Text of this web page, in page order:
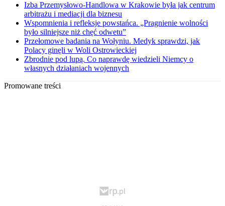
Izba Przemysłowo-Handlowa w Krakowie była jak centrum
arbitrażu i mediacji dla biznesu
Wspomnienia i refleksje powstańca. „Pragnienie wolności
było silniejsze niż chęć odwetu”
Przełomowe badania na Wołyniu. Medyk sprawdzi, jak
Polacy ginęli w Woli Ostrowieckiej
Zbrodnie pod lupą. Co naprawdę wiedzieli Niemcy o
własnych działaniach wojennych
Promowane treści